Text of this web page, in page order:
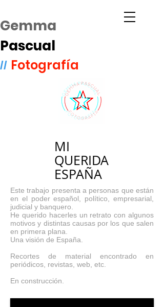
Gemma
Pascual
// Fotografía
MI
QUERIDA
ESPAÑA
Este trabajo presenta a personas que están
en el poder español, político, empresarial,
judicial y banquero.
He querido hacerles un retrato con algunos
motivos y distintas causas por los que salen
en primera plana.
Una visión de España.
Recortes de material encontrado en
periódicos, revistas, web, etc.
En construcción.